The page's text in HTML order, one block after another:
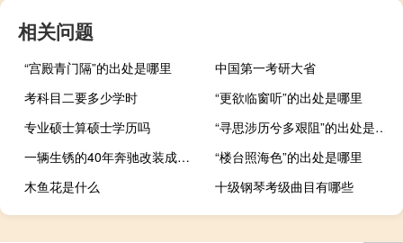
相关问题
“宫殿青门隔”的出处是哪里
中国第一考研大省
考科目二要多少学时
“更欲临窗听”的出处是哪里
专业硕士算硕士学历吗
“寻思涉历兮多艰阻”的出处是哪里
一辆生锈的40年奔驰改装成宽敞的越野房车
“楼台照海色”的出处是哪里
木鱼花是什么
十级钢琴考级曲目有哪些